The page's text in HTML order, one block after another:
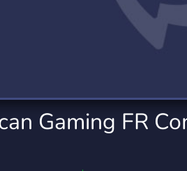
Trading
1,150 Servers
Gaming FR